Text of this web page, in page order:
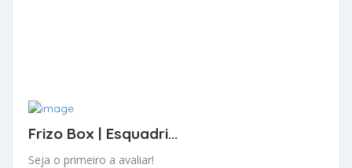
Frizo Box | Esquadri...
Seja o primeiro a avaliar!